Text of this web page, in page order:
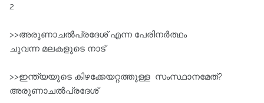
2
>>അരുണാചൽപ്രദേശ്‌ എന്ന പേരിനർത്ഥം
ചുവന്ന മലകളുടെ നാട്‌
>>ഇന്ത്യയുടെ കിഴക്കേയറ്റത്തുള്ള സംസ്ഥാനമേത്?
അരുണാചൽപ്രദേശ്‌